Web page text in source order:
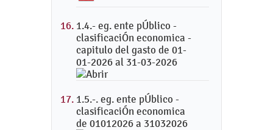
1.4.- eg. ente pÚblico -
clasificaciÓn economica -
capitulo del gasto de 01-
01-2026 al 31-03-2026
1.5.-. eg. ente pÚblico -
clasificaciÓn economica
de 01012026 a 31032026